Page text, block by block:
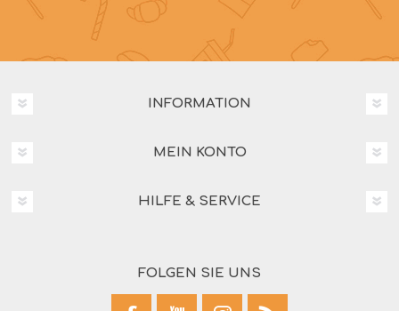
INFORMATION
MEIN KONTO
HILFE & SERVICE
FOLGEN SIE UNS